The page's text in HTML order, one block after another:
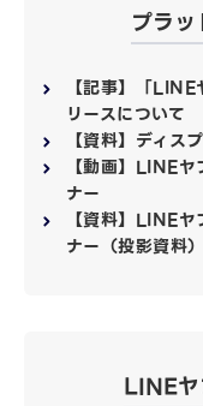
プラ
【記事】「
リースについて
【資料】ディス
【動画】LINE
ナー
【資料】LINE
ナー（投影資料）
LINE